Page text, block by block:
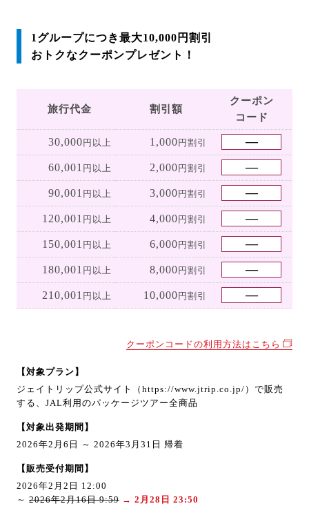
1グループにつき最大10,000円割引
おトクなクーポンプレゼント！
旅行代金 割引額
クーポン
コード
30,000 円以上 1,000 円割引
60,001 円以上 2,000 円割引
90,001 円以上 3,000 円割引
120,001 円以上 4,000 円割引
150,001 円以上 6,000 円割引
180,001 円以上 8,000 円割引
210,001 円以上 10,000 円割引
クーポンコードの利用方法はこちら
【対象プラン】
ジェイトリップ公式サイト（https://www.jtrip.co.jp/）で販売
する、JAL利用のパッケージツアー全商品
【対象出発期間】
2026年2月6日 ～ 2026年3月31日 帰着
【販売受付期間】
2026年2月2日 12:00
～ 2026年2月16日 9:59 → 2月28日 23:50